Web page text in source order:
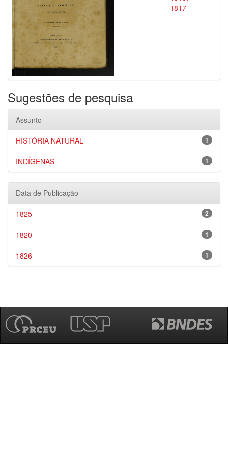
1817
Sugestões de pesquisa
Assunto
1
HISTÓRIA NATURAL
1
INDÍGENAS
Data de Publicação
2
1825
1
1820
1
1826